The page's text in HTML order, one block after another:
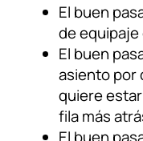
El buen
de
El buen
asiento por
quiere
fila más
El buen